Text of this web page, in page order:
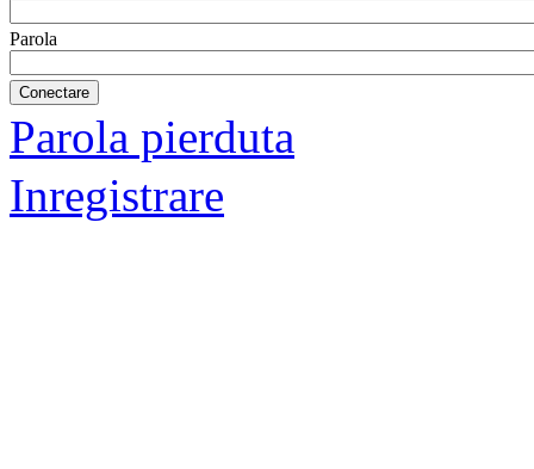
Parola
Parola pierduta
Inregistrare